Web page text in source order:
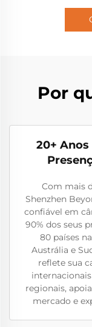
Por
20+
Com mais
Shenzhen
confiável em
90% dos seus
80 países
Austrália e
reflete sua
regionais,
mercado e